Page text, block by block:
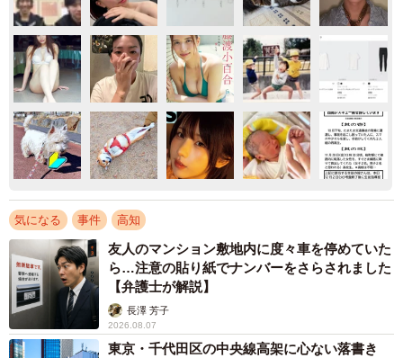
気になる 事件 高知
友人のマンション敷地内に度々車を停めていた
ら…注意の貼り紙でナンバーをさらされました
【弁護士が解説】
長澤 芳子
2026.08.07
東京・千代田区の中央線高架に心ない落書き